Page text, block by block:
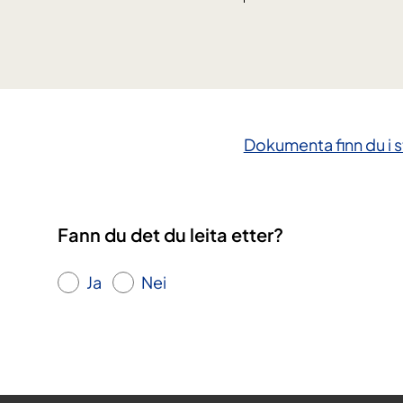
Dokumenta finn du i
Fann du det du leita etter?
Ja Nei